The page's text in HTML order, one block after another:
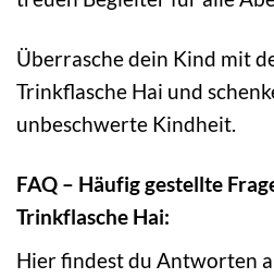
Überrasche dein Kind mit
Trinkflasche Hai und
unbeschwerte Kindheit.
FAQ – Häufig gestellte
Trinkflasche Hai:
Hier findest du Antworten